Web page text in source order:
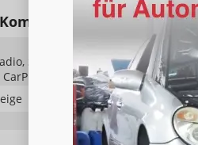
Schnittstelle MP3, Schnittstelle
Musikstreaming integriert,